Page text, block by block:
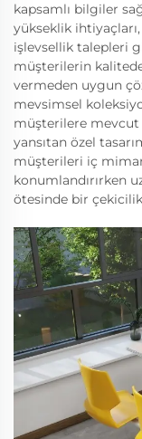
kapsamlı bilgiler
yükseklik ihtiyaçları,
işlevsellik talepleri
müşterilerin
vermeden uygun
mevsimsel
müşterilere mevcut
yansıtan özel
müşterileri iç
konumlandırırken
ötesinde bir